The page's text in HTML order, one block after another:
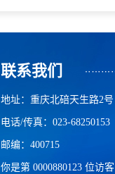
联系我们
地址：重庆北碚天生路2号
电话/传真：023-68250153
邮编：400715
你是第 0000880123 位访客